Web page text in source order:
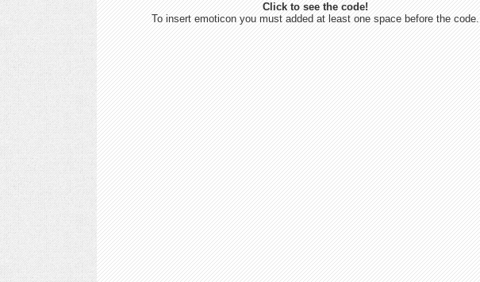
Click to see the code!
To insert emoticon you must added at least one space before the code.